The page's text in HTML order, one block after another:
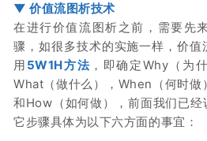
▼ 价值流图析技术
在进行价值流图析之前，需要先
骤，如很多技术的实施一样，价
用 5W1H方法 ，即确定Why（为
What（做什么），When（何时做
和How（如何做），前面我们已
它步骤具体为以下六方面的事宜：